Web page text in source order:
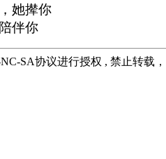
她撵你
伴你
SA协议进行授权 , 禁止转载，